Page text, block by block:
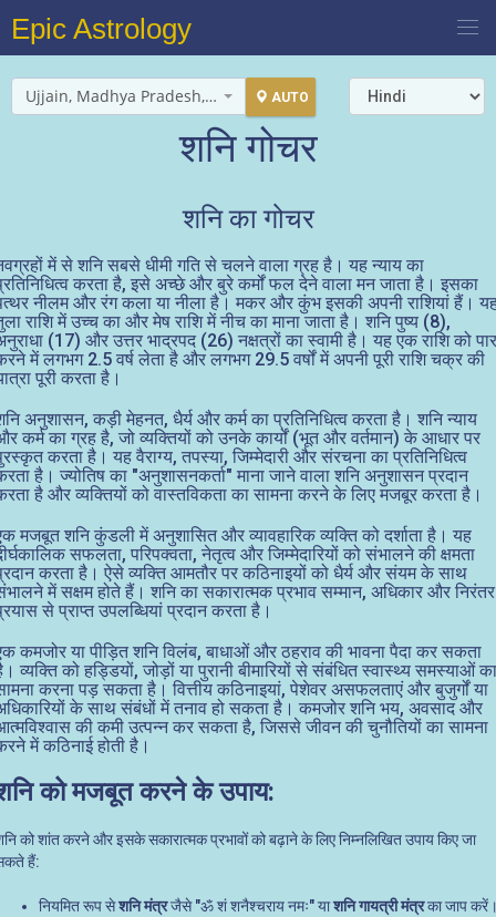
Epic Astrology
Ujjain, Madhya Pradesh, India AUTO
शनि गोचर
शनि का गोचर
में से शनि सबसे धीमी गति से चलने वाला ग्रह है। यह न्याय का
करता है, इसे अच्छे और बुरे कर्मों फल देने वाला मन जाता है। इसका
नीलम और रंग कला या नीला है। मकर और कुंभ इसकी अपनी राशियां हैं।
राशि में उच्च का और मेष राशि में नीच का माना जाता है। शनि पुष्य (8),
(17) और उत्तर भाद्रपद (26) नक्षत्रों का स्वामी है। यह एक राशि को पार
में लगभग 2.5 वर्ष लेता है और लगभग 29.5 वर्षों में अपनी पूरी राशि चक्र की
पूरी करता है।
अनुशासन, कड़ी मेहनत, धैर्य और कर्म का प्रतिनिधित्व करता है। शनि न्याय
कर्म का ग्रह है, जो व्यक्तियों को उनके कार्यों (भूत और वर्तमान) के आधार पर
करता है। यह वैराग्य, तपस्या, जिम्मेदारी और संरचना का प्रतिनिधित्व
है। ज्योतिष का "अनुशासनकर्ता" माना जाने वाला शनि अनुशासन प्रदान
है और व्यक्तियों को वास्तविकता का सामना करने के लिए मजबूर करता है।
मजबूत शनि कुंडली में अनुशासित और व्यावहारिक व्यक्ति को दर्शाता है। यह
सफलता, परिपक्वता, नेतृत्व और जिम्मेदारियों को संभालने की क्षमता
करता है। ऐसे व्यक्ति आमतौर पर कठिनाइयों को धैर्य और संयम के साथ
में सक्षम होते हैं। शनि का सकारात्मक प्रभाव सम्मान, अधिकार और निरंतर
से प्राप्त उपलब्धियां प्रदान करता है।
कमजोर या पीड़ित शनि विलंब, बाधाओं और ठहराव की भावना पैदा कर सकता
व्यक्ति को हड्डियों, जोड़ों या पुरानी बीमारियों से संबंधित स्वास्थ्य समस्याओं का
करना पड़ सकता है। वित्तीय कठिनाइयां, पेशेवर असफलताएं और बुजुर्गों या
के साथ संबंधों में तनाव हो सकता है। कमजोर शनि भय, अवसाद और
की कमी उत्पन्न कर सकता है, जिससे जीवन की चुनौतियों का सामना
में कठिनाई होती है।
को मजबूत करने के उपाय:
को शांत करने और इसके सकारात्मक प्रभावों को बढ़ाने के लिए निम्नलिखित उपाय किए जा
हैं:
नियमित रूप सेशनि मंत्रजैसे "ॐ शं शनैश्चराय नमः" याशनि गायत्री मंत्रका जाप